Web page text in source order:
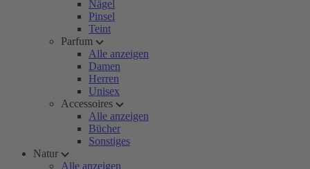
Nägel
Pinsel
Teint
Parfum
Alle anzeigen
Damen
Herren
Unisex
Accessoires
Alle anzeigen
Bücher
Sonstiges
Natur
Alle anzeigen